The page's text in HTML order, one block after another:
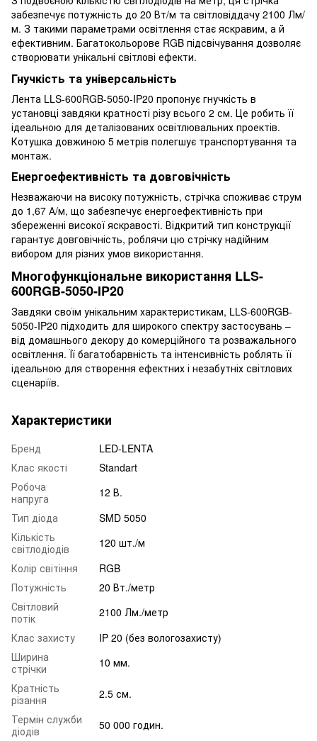
забезпечує потужність до 20 Вт/м та світловіддачу 2100 Лм/
м. З такими параметрами освітлення стає яскравим, а й
ефективним. Багатокольорове RGB підсвічування дозволяє
створювати унікальні світлові ефекти.
Гнучкість та універсальність
Лента LLS-600RGB-5050-IP20 пропонує гнучкість в
установці завдяки кратності різу всього 2 см. Це робить її
ідеальною для деталізованих освітлювальних проектів.
Котушка довжиною 5 метрів полегшує транспортування та
монтаж.
Енергоефективність та довговічність
Незважаючи на високу потужність, стрічка споживає струм
до 1,67 А/м, що забезпечує енергоефективність при
збереженні високої яскравості. Відкритий тип конструкції
гарантує довговічність, роблячи цю стрічку надійним
вибором для різних умов використання.
Многофункціональне використання LLS-
600RGB-5050-IP20
Завдяки своїм унікальним характеристикам, LLS-600RGB-
5050-IP20 підходить для широкого спектру застосувань –
від домашнього декору до комерційного та розважального
освітлення. Її багатобарвність та інтенсивність роблять її
ідеальною для створення ефектних і незабутніх світлових
сценаріїв.
Характеристики
Бренд
LED-LENTA
Клас якості
Standart
Робоча
напруга
12 В.
Тип діода
SMD 5050
Кількість
світлодіодів
120 шт./м
Колір світіння
RGB
Потужність
20 Вт./метр
Світловий
потік
2100 Лм./метр
Клас захисту
IP 20 (без вологозахисту)
Ширина
стрічки
10 мм.
Кратність
різання
2.5 см.
Термін служби
діодів
50 000 годин.